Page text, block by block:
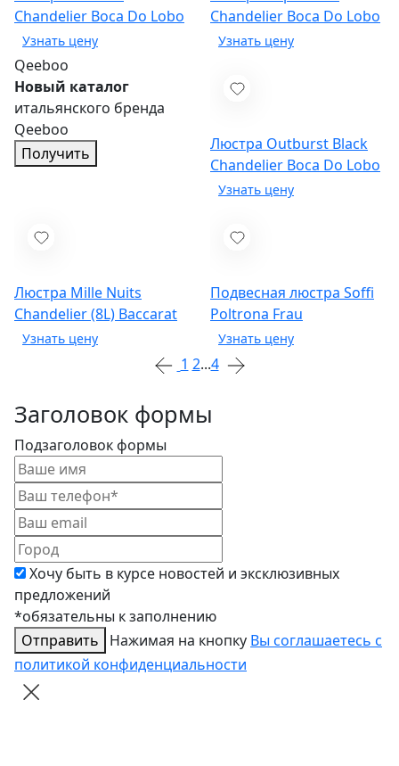
Chandelier Boca Do Lobo
Chandelier Boca Do Lobo
Qeeboo
Новый каталог
итальянского бренда
Qeeboo
Получить
Люстра Outburst Black
Chandelier Boca Do Lobo
Люстра Mille Nuits
Chandelier (8L) Baccarat
Подвесная люстра Soffi
Poltrona Frau
1 2...4
Заголовок формы
Подзаголовок формы
Хочу быть в курсе новостей и эксклюзивных
предложений
*обязательны к заполнению
Отправить
Нажимая на кнопку Вы соглашаетесь с
политикой конфиденциальности